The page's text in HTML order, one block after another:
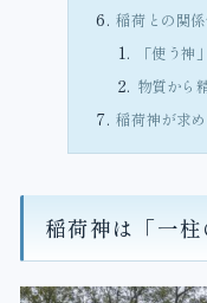
稲荷との関
「使う
物質から
稲荷神が求
稲荷神は「一